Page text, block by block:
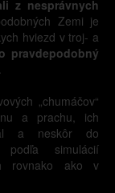
z nesprávnych
Zemi je
hviezd v troj- a
pravdepodobný
„chumáčov“
a prachu, ich
a neskôr do
podľa simulácií
rovnako ako v